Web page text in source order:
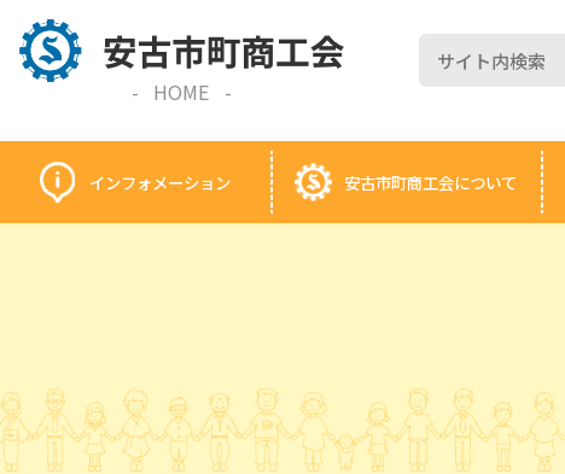
HOME
インフォメーション 安古市町商工会について